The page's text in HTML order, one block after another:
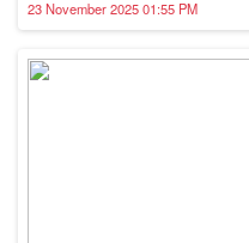
23 November 2025 01:55 PM